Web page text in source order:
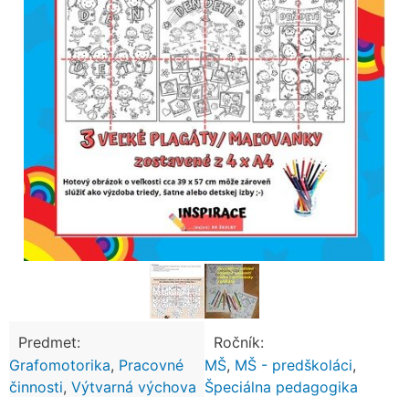
Predmet:
Grafomotorika, Pracovné
činnosti, Výtvarná výchova
Ročník:
MŠ, MŠ - predškoláci,
Špeciálna pedagogika